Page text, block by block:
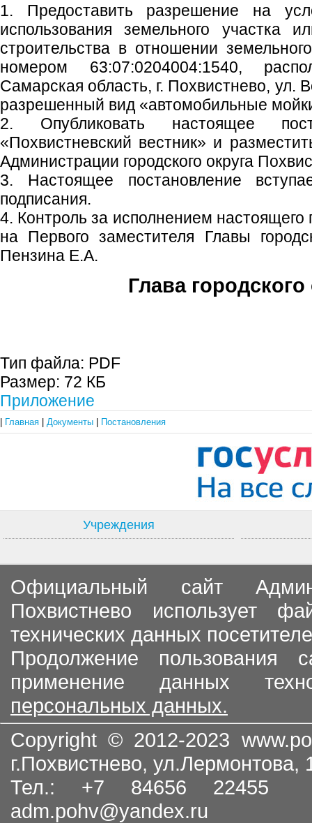
1. Предоставить разрешение на
использования земельного участка
строительства в отношении
номером 63:07:0204004:1540,
Самарская область, г. Похвистнево, ул.
разрешенный вид «автомобильные
2. Опубликовать настоящее
«Похвистневский вестник» и
Администрации городского округа
3. Настоящее постановление
подписания.
4. Контроль за исполнением настоящего
на Первого заместителя Главы
Пензина Е.А.
Глава городского
Тип файла: PDF
Размер: 72 КБ
Приложение
Главная Документы Постановления
Учреждения
Официальный сайт
Похвистнево использует
технических данных
Продолжение пользования
применение данных
персональных данных.
Copyright © 2012-2023
г.Похвистнево, ул.Лермонтова,
Тел.: +7 84656
adm.pohv@yandex.ru